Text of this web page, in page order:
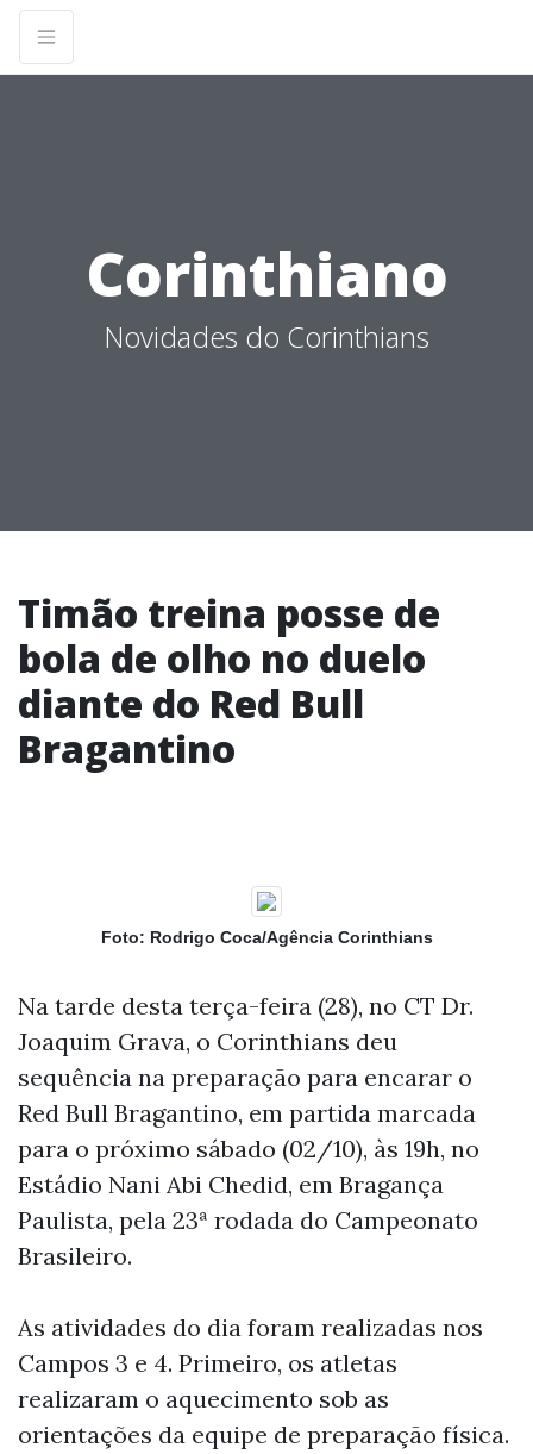
Corinthiano
Novidades do Corinthians
Timão treina posse de
bola de olho no duelo
diante do Red Bull
Bragantino
Foto: Rodrigo Coca/Agência Corinthians
Na tarde desta terça-feira (28), no CT Dr.
Joaquim Grava, o Corinthians deu
sequência na preparação para encarar o
Red Bull Bragantino, em partida marcada
para o próximo sábado (02/10), às 19h, no
Estádio Nani Abi Chedid, em Bragança
Paulista, pela 23ª rodada do Campeonato
Brasileiro.
As atividades do dia foram realizadas nos
Campos 3 e 4. Primeiro, os atletas
realizaram o aquecimento sob as
orientações da equipe de preparação física.